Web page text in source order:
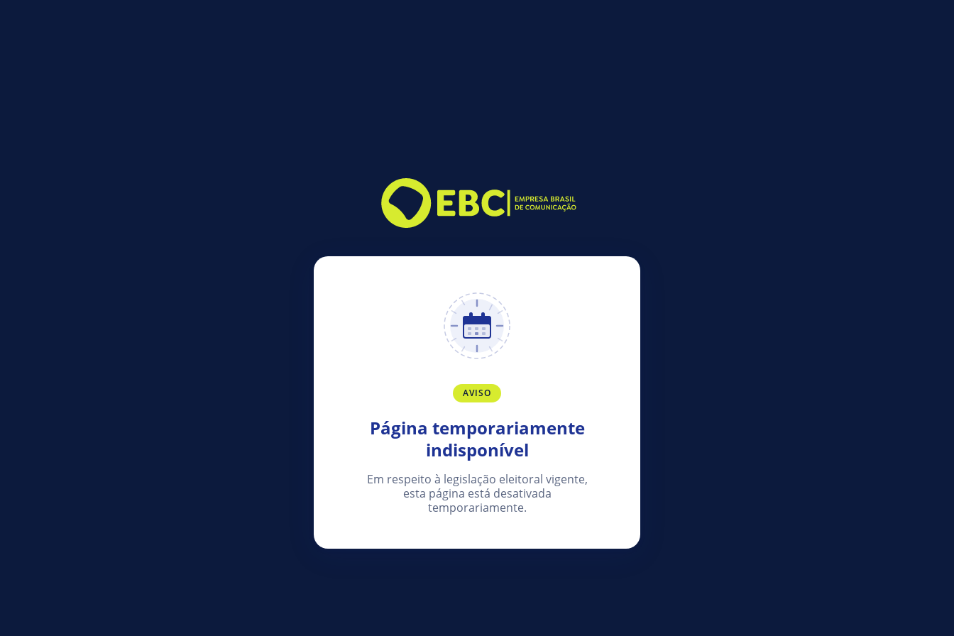
AVISO
Página temporariamente
indisponível
Em respeito à legislação eleitoral vigente,
esta página está desativada
temporariamente.